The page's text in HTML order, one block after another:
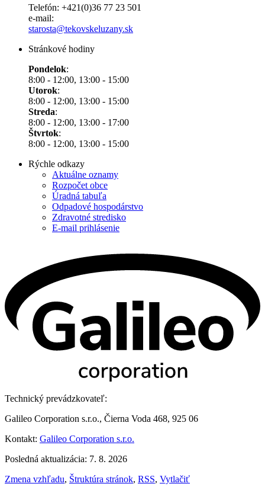
Telefón: +421(0)36 77 23 501
e-mail:
starosta@tekovskeluzany.sk
Stránkové hodiny
Pondelok:
8:00 - 12:00, 13:00 - 15:00
Utorok:
8:00 - 12:00, 13:00 - 15:00
Streda:
8:00 - 12:00, 13:00 - 17:00
Štvrtok:
8:00 - 12:00, 13:00 - 15:00
Rýchle odkazy
Aktuálne oznamy
Rozpočet obce
Úradná tabuľa
Odpadové hospodárstvo
Zdravotné stredisko
E-mail prihlásenie
Technický prevádzkovateľ:
Galileo Corporation s.r.o., Čierna Voda 468, 925 06
Kontakt: Galileo Corporation s.r.o.
Posledná aktualizácia: 7. 8. 2026
Zmena vzhľadu, Štruktúra stránok, RSS, Vytlačiť